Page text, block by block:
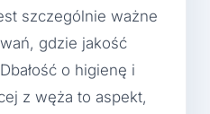
szczególnie ważne
gdzie jakość
o higienę i
z węża to aspekt,